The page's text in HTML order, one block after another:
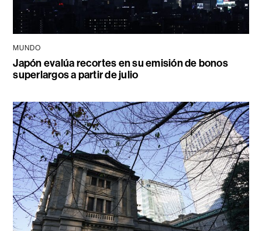
MUNDO
Japón evalúa recortes en su emisión de bonos
superlargos a partir de julio